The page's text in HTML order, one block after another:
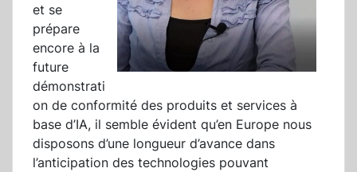
et se
prépare
encore à la
future
démonstrati
on de conformité des produits et services à
base d’IA, il semble évident qu’en Europe nous
disposons d’une longueur d’avance dans
l’anticipation des technologies pouvant